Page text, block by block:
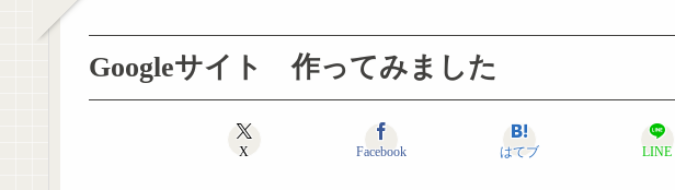
Googleサイト 作ってみました
X Facebook はてブ LINE